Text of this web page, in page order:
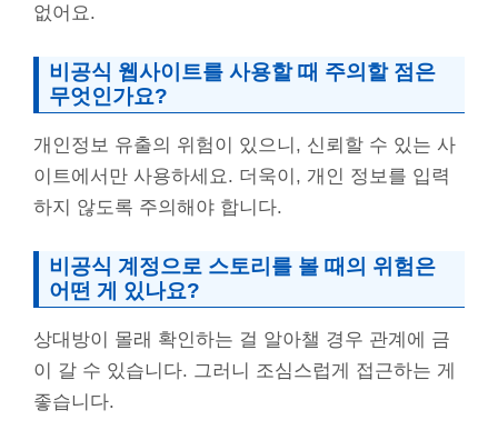
없어요.
비공식 웹사이트를 사용할 때 주의할 점은
무엇인가요?
개인정보 유출의 위험이 있으니, 신뢰할 수 있는 사
이트에서만 사용하세요. 더욱이, 개인 정보를 입력
하지 않도록 주의해야 합니다.
비공식 계정으로 스토리를 볼 때의 위험은
어떤 게 있나요?
상대방이 몰래 확인하는 걸 알아챌 경우 관계에 금
이 갈 수 있습니다. 그러니 조심스럽게 접근하는 게
좋습니다.